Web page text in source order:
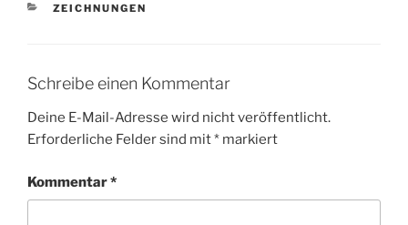
KATEGORIEN
ZEICHNUNGEN
Schreibe einen Kommentar
Deine E-Mail-Adresse wird nicht veröffentlicht.
Erforderliche Felder sind mit* markiert
Kommentar*